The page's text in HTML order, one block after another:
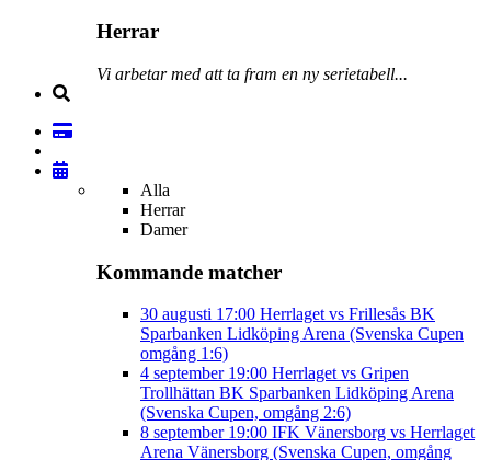
Herrar
Vi arbetar med att ta fram en ny serietabell...
Alla
Herrar
Damer
Kommande matcher
30 augusti 17:00 Herrlaget vs Frillesås BK
Sparbanken Lidköping Arena (Svenska Cupen
omgång 1:6)
4 september 19:00 Herrlaget vs Gripen
Trollhättan BK Sparbanken Lidköping Arena
(Svenska Cupen, omgång 2:6)
8 september 19:00 IFK Vänersborg vs Herrlaget
Arena Vänersborg (Svenska Cupen, omgång